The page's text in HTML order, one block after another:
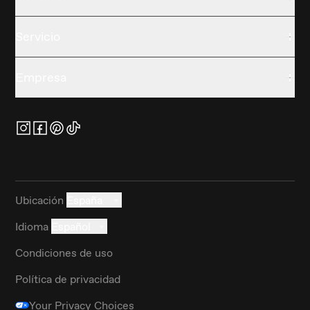
Ubicación
Idioma
Condiciones de uso
Política de privacidad
Your Privacy Choices